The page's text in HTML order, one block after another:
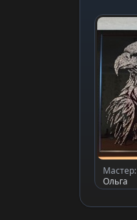
Мастер:
Ольга